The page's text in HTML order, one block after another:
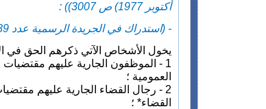
أكتوبر 1977) ص 3007)) :
- (استدراك في الجريدة الرسمية عدد 3389 مكرر بتاريخ 29 شوال 1397 (13 أكتوبر 1977) عدد 3403 بتاريخ 8 صفر 1398 (18 يناير 1978) ص 160)*.
يخول الأشخاص الآتي ذكرهم الحق في
1 - الموظفون الجارية عليهم مقتضيات الظهير الشريف رقم
العمومية ؛
القضاء* ؛